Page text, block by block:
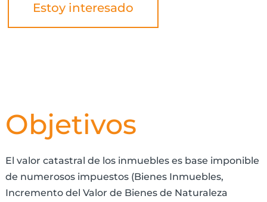
Estoy interesado
Objetivos
El valor catastral de los inmuebles es base imponible
de numerosos impuestos (Bienes Inmuebles,
Incremento del Valor de Bienes de Naturaleza